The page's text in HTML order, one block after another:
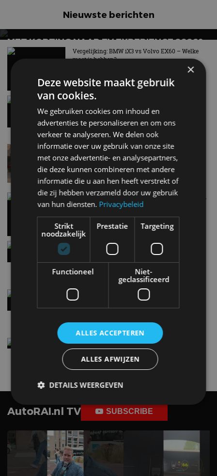
Nieuwste berichten
MET KORTING NAAR EV EXPERIENCE 2026?
AUTORAI REGELT HET!Vergelijking: BMW iX3 vs Volvo EX60 – Welke
moet je hebben?
Gespot: een Chevrolet Corvette Z06
15:38
Lamborghini Revuelto eert 60 jaar Miura met
speciale editie
6 aug
Carbon fibre op je laadkabel: nergens voor nodig,
en precies daarom geweldig
5 aug
Hennessey Blackbird krijgt atmosferische V8 en
handbak: soms is eenvoud leuker
5 aug
Audi A2 e-Tron mikt op verbruik van 12,8 kWh
per 100 kilometer
Elektrische Geely E2 (tijdelijk) net zo goedkoop
als een Renault Twingo
4 aug
AutoRAI.nl TV SUBSCRIBE
×
Deze website maakt gebruik
van cookies.
We gebruiken cookies om inhoud en
advertenties te personaliseren en om ons
verkeer te analyseren. We delen ook
informatie over uw gebruik van onze site
met onze advertentie- en analysepartners,
die deze kunnen combineren met andere
informatie die u aan hen heeft verstrekt of
die zij hebben verzameld door uw gebruik
van hun diensten. Privacybeleid
Strikt
noodzakelijk
Prestatie Targeting
Functioneel
Niet-
geclassificeerd
ALLES ACCEPTEREN
ALLES AFWIJZEN
DETAILS WEERGEVEN
Functioneel
Strikt noodzakelijke cookies maken de
kernfunctionaliteiten van de website mogelijk, zoals
gebruikersaanmelding en accountbeheer. De